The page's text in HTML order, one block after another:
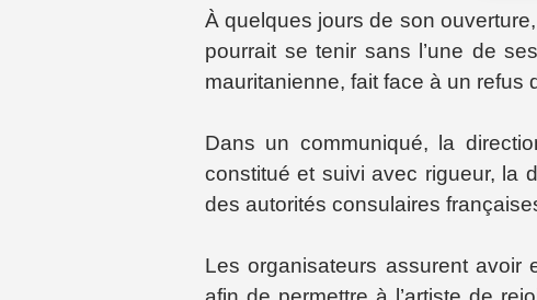
À quelques jours de son
pourrait se tenir sans l’une de
mauritanienne, fait face à un refus
Dans un communiqué, la
constitué et suivi avec rigueur, la
des autorités consulaires
Les organisateurs assurent avoir